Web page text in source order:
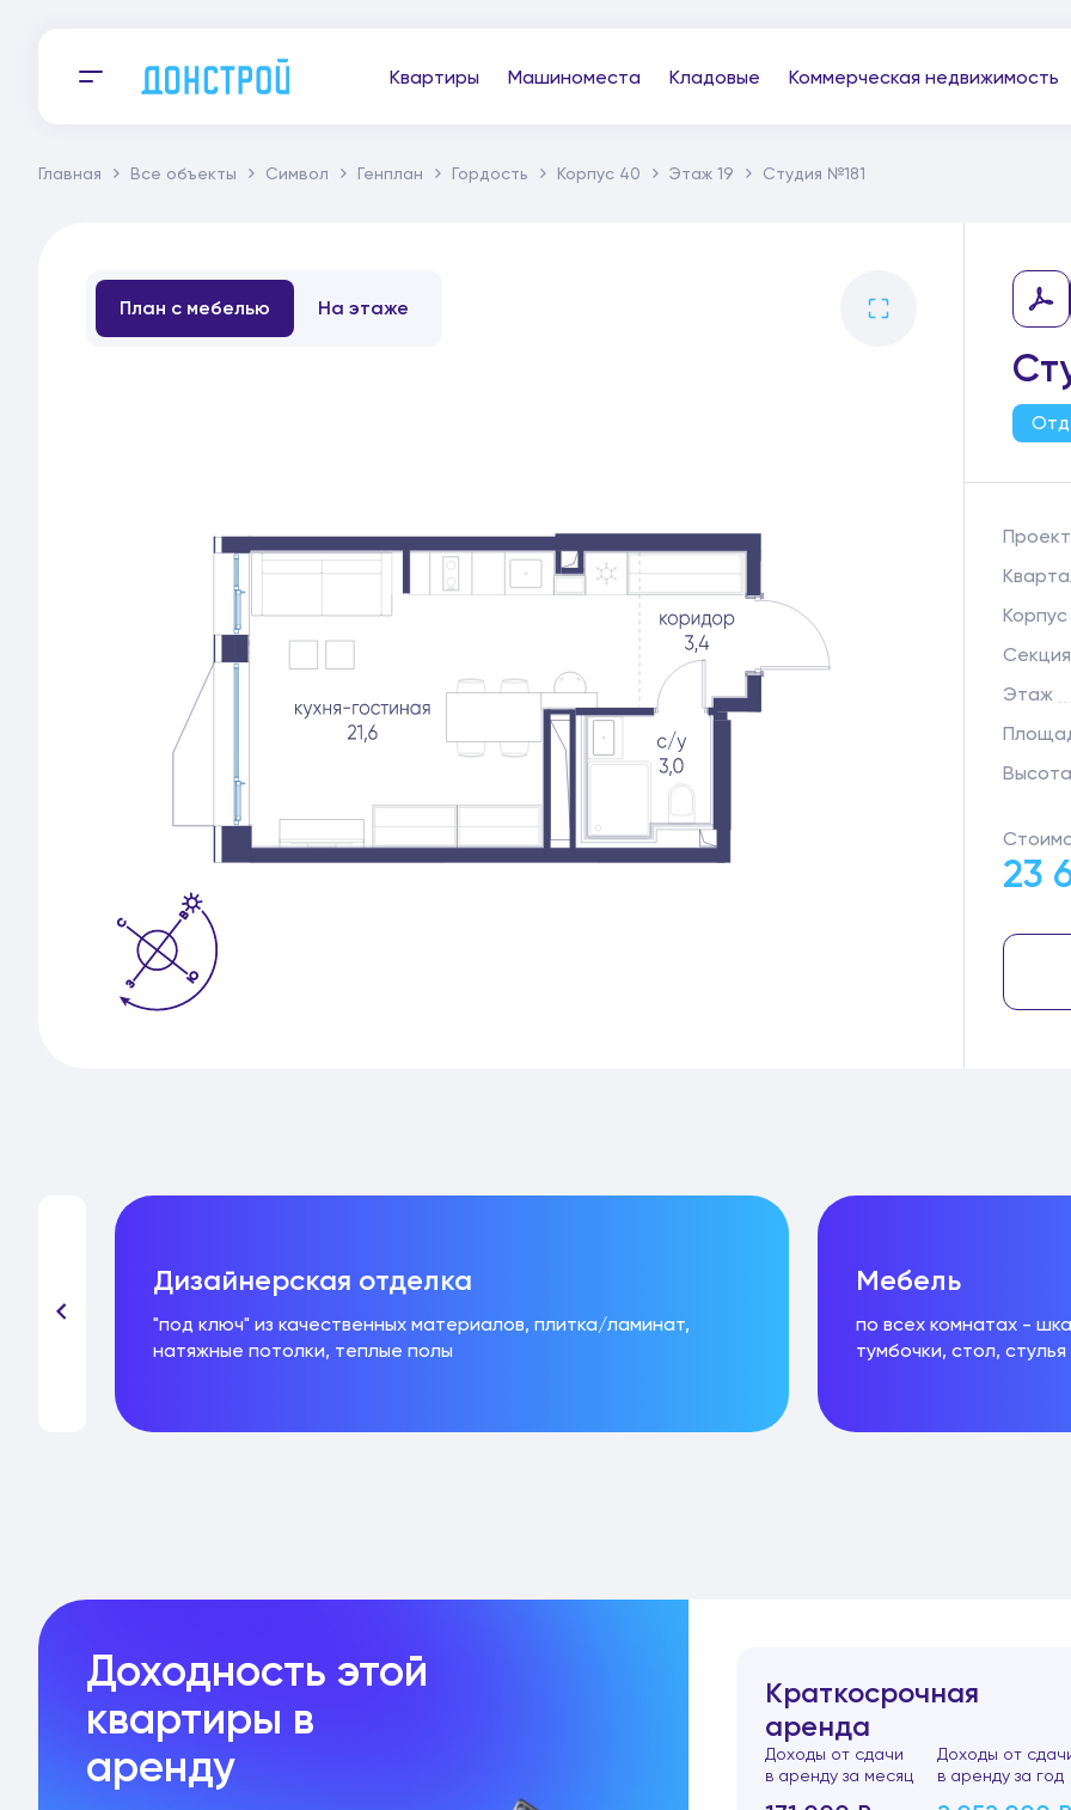
Квартиры Машиноместа Кладовые Коммерческая недвижимость
Главная Все объекты Символ Генплан Гордость Корпус 40 Этаж 19 Студия №181
План с мебелью На этаже
Проект
Корпус
Секция
Этаж
23
Дизайнерская отделка
"под ключ" из качественных материалов, плитка/ламинат,
натяжные потолки, теплые полы
Мебель
по всех комнатах -
тумбочки, стол, стулья
Доходность этой
квартиры в
аренду
Краткосрочная
аренда
Доходы от сдачи
в аренду за месяц
Доходы от
в аренду за год